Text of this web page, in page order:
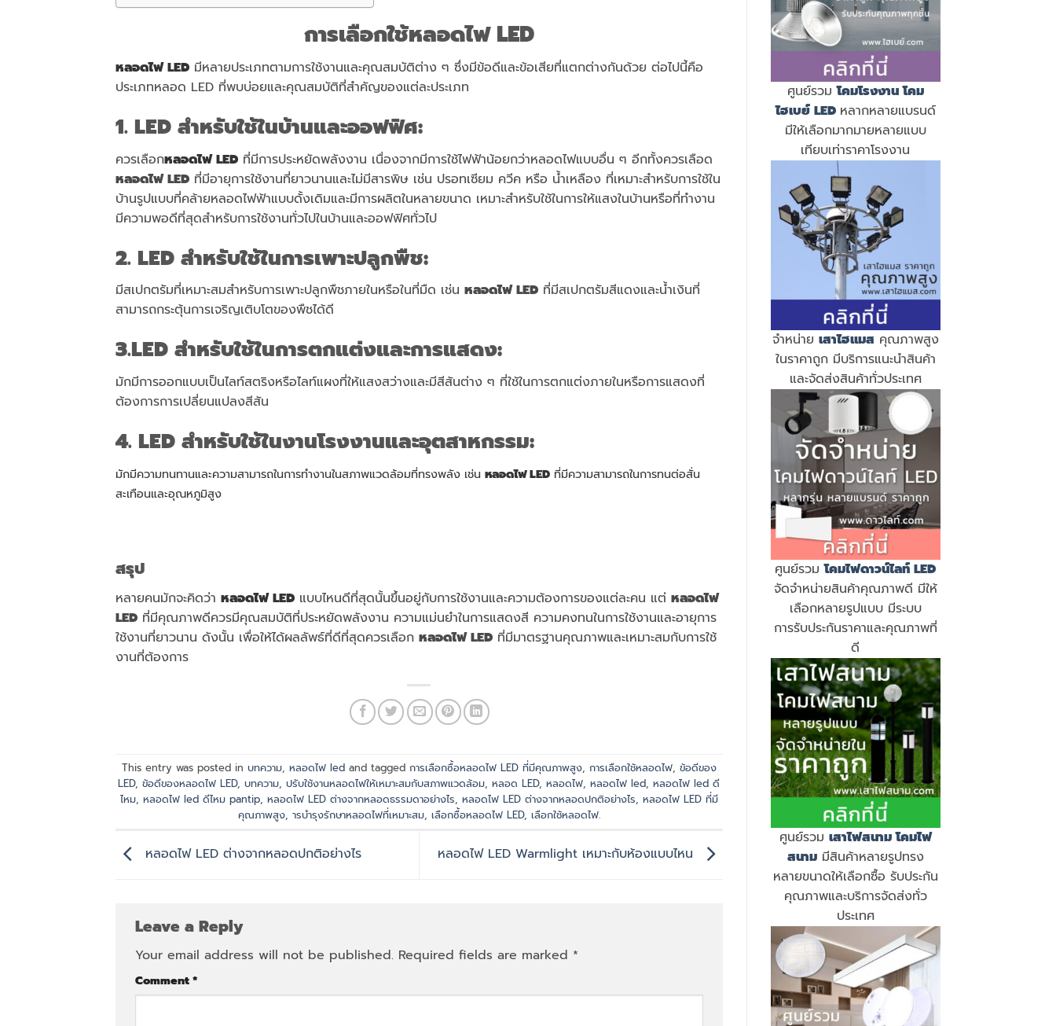
การเลือกใช้หลอดไฟ LED
หลอดไฟ LED มีหลายประเภทตามการใช้งานและคุณสมบัติต่าง ๆ ซึ่งมีข้อดีและข้อเสียที่แตกต่างกันด้วย ต่อไปนี้คือ
ประเภทหลอด LED ที่พบบ่อยและคุณสมบัติที่สำคัญของแต่ละประเภท
1. LED สำหรับใช้ในบ้านและออฟฟิศ:
ควรเลือกหลอดไฟ LED ที่มีการประหยัดพลังงาน เนื่องจากมีการใช้ไฟฟ้าน้อยกว่าหลอดไฟแบบอื่น ๆ อีกทั้งควรเลือด
หลอดไฟ LED ที่มีอายุการใช้งานที่ยาวนานและไม่มีสารพิษ เช่น ปรอทเซียม ควีค หรือ น้ำเหลือง ที่เหมาะสำหรับการใช้ใน
บ้านรูปแบบที่คล้ายหลอดไฟฟ้าแบบดั้งเดิมและมีการผลิตในหลายขนาด เหมาะสำหรับใช้ในการให้แสงในบ้านหรือที่ทำงาน
มีความพอดีที่สุดสำหรับการใช้งานทั่วไปในบ้านและออฟฟิศทั่วไป
2. LED สำหรับใช้ในการเพาะปลูกพืช:
มีสเปกตรัมที่เหมาะสมสำหรับการเพาะปลูกพืชภายในหรือในที่มืด เช่น หลอดไฟ LED ที่มีสเปกตรัมสีแดงและน้ำเงินที่
สามารถกระตุ้นการเจริญเติบโตของพืชได้ดี
3.LED สำหรับใช้ในการตกแต่งและการแสดง:
มักมีการออกแบบเป็นไลท์สตริงหรือไลท์แผงที่ให้แสงสว่างและมีสีสันต่าง ๆ ที่ใช้ในการตกแต่งภายในหรือการแสดงที่
ต้องการการเปลี่ยนแปลงสีสัน
4. LED สำหรับใช้ในงานโรงงานและอุตสาหกรรม:
มักมีความทนทานและความสามารถในการทำงานในสภาพแวดล้อมที่ทรงพลัง เช่น หลอดไฟ LED ที่มีความสามารถในการทนต่อสั่น
สะเทือนและอุณหภูมิสูง
สรุป
หลายคนมักจะคิดว่า หลอดไฟ LED แบบไหนดีที่สุดนั้นขึ้นอยู่กับการใช้งานและความต้องการของแต่ละคน แต่ หลอดไฟ
LED ที่มีคุณภาพดีควรมีคุณสมบัติที่ประหยัดพลังงาน ความแม่นยำในการแสดงสี ความคงทนในการใช้งานและอายุการ
ใช้งานที่ยาวนาน ดังนั้น เพื่อให้ได้ผลลัพธ์ที่ดีที่สุดควรเลือก หลอดไฟ LED ที่มีมาตรฐานคุณภาพและเหมาะสมกับการใช้
งานที่ต้องการ
This entry was posted in บทความ, หลอดไฟ ledand tagged การเลือกซื้อหลอดไฟ LED ที่มีคุณภาพสูง, การเลือกใช้หลอดไฟ, ข้อดีของ
LED,ข้อดีของหลอดไฟ LED,บทความ,ปรับใช้งานหลอดไฟให้เหมาะสมกับสภาพแวดล้อม,หลอด LED,หลอดไฟ,หลอดไฟ led,หลอดไฟ led ดี
ไหม, หลอดไฟ led ดีไหม pantip, หลอดไฟ LED ต่างจากหลอดธรรมดาอย่างไร, หลอดไฟ LED ต่างจากหลอดปกติอย่างไร, หลอดไฟ LED ที่มี
คุณภาพสูง, ารบำรุงรักษาหลอดไฟที่เหมาะสม, เลือกซื้อหลอดไฟ LED, เลือกใช้หลอดไฟ.
หลอดไฟ LED ต่างจากหลอดปกติอย่างไร หลอดไฟ LED Warmlight เหมาะกับห้องแบบไหน
Leave a Reply
Your email address will not be published. Required fields are marked *
Comment*
ศูนย์รวมโคมโรงงาน โคม
ไฮเบย์ LED หลากหลายแบรนด์
มีให้เลือกมากมายหลายแบบ
เทียบเท่าราคาโรงงาน
จำหน่าย เสาไฮแมสคุณภาพสูง
ในราคาถูก มีบริการแนะนำสินค้า
และจัดส่งสินค้าทั่วประเทศ
ศูนย์รวมโคมไฟดาวน์ไลท์ LED
จัดจำหน่ายสินค้าคุณภาพดี มีให้
เลือกหลายรูปแบบ มีระบบ
การรับประกันราคาและคุณภาพที่
ดี
ศูนย์รวม เสาไฟสนาม โคมไฟ
สนามมีสินค้าหลายรูปทรง
หลายขนาดให้เลือกซื้อ รับประกัน
คุณภาพและบริการจัดส่งทั่ว
ประเทศ